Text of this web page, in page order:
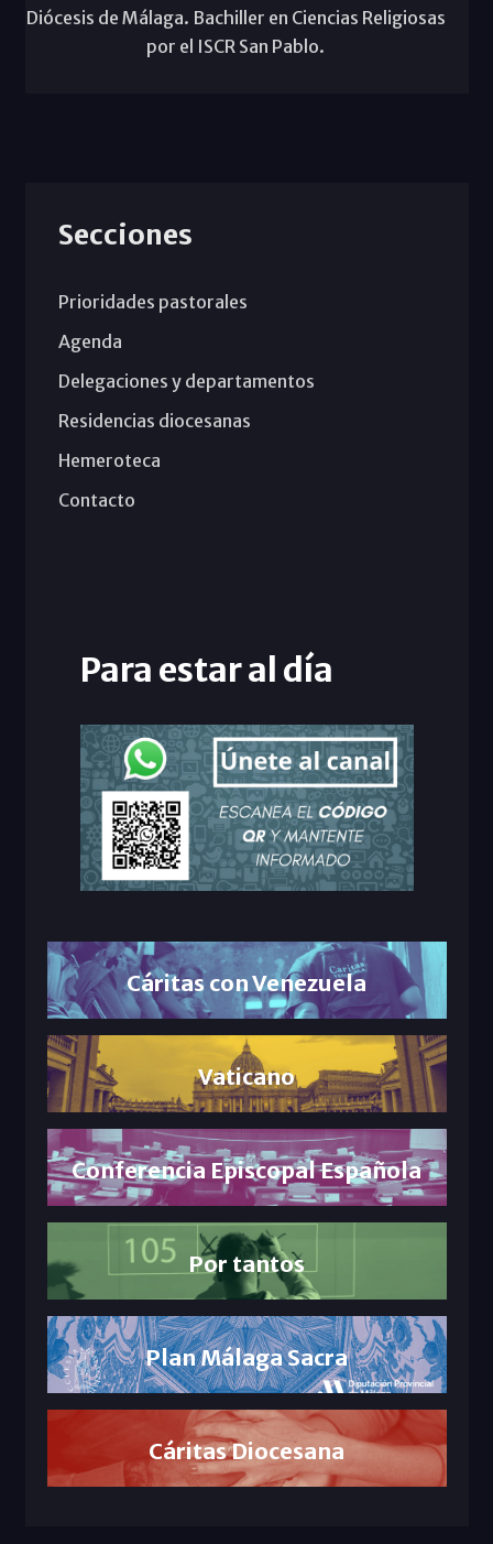
Diócesis de Málaga. Bachiller en Ciencias Religiosas
por el ISCR San Pablo.
Secciones
Prioridades pastorales
Agenda
Delegaciones y departamentos
Residencias diocesanas
Hemeroteca
Contacto
Para estar al día
Cáritas con Venezuela
Vaticano
Conferencia Episcopal Española
Por tantos
Plan Málaga Sacra
Cáritas Diocesana